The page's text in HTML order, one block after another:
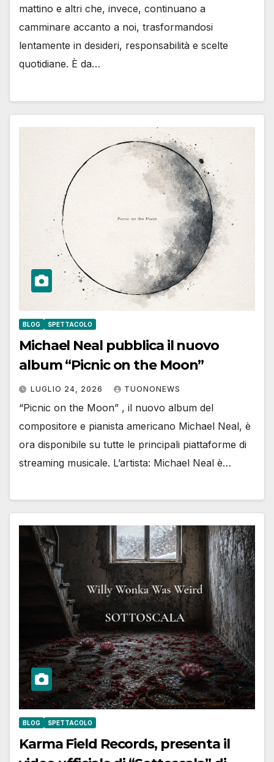
mattino e altri che, invece, continuano a
camminare accanto a noi, trasformandosi
lentamente in desideri, responsabilità e scelte
quotidiane. È da…
BLOG SPETTACOLO
Michael Neal pubblica il nuovo
album “Picnic on the Moon”
LUGLIO 24, 2026 TUONONEWS
“Picnic on the Moon” , il nuovo album del
compositore e pianista americano Michael Neal, è
ora disponibile su tutte le principali piattaforme di
streaming musicale. L’artista: Michael Neal è…
BLOG SPETTACOLO
Karma Field Records, presenta il